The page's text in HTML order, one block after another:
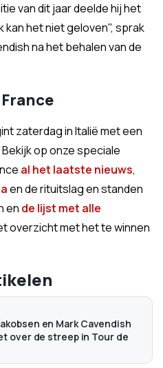
van dit jaar deelde hij het
kan het niet geloven", sprak
na het behalen van de
zaterdag in Italië met een
Bekijk op onze speciale
al het laatste nieuws,
en de rituitslag en standen
en de lijst met alle
overzicht met het te winnen
en Mark Cavendish
over de streep in Tour de